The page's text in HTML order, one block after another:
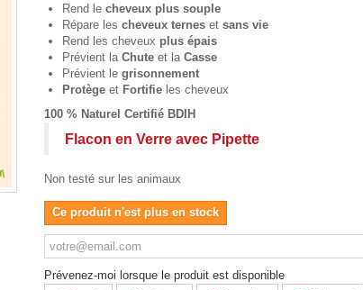
Rend le cheveux plus souple
Répare les cheveux ternes et sans vie
Rend les cheveux plus épais
Prévient laChute et la Casse
Prévient le grisonnement
Protège et Fortifie les cheveux
100 % Naturel Certifié BDIH
Flacon en Verre avec Pipette
Non testé sur les animaux
Ce produit n'est plus en stock
Prévenez-moi lorsque le produit est disponible